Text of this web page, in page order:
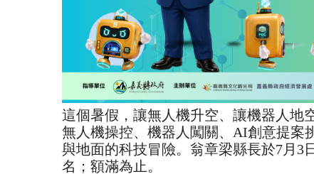
這個暑假，讓無人機升空、讓機器人地
無人機操控、機器人闖關、AI創意提案
與地面的科技冒險。翁章梁縣長於7月3
名；額滿為止。